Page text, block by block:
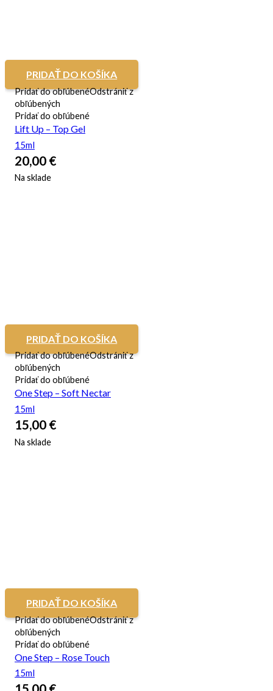
PRIDAŤ DO KOŠÍKA
Pridať do obľúbenéOdstrániť z
obľúbených
Pridať do obľúbené
Lift Up – Top Gel
15ml
20,00 €
Na sklade
PRIDAŤ DO KOŠÍKA
Pridať do obľúbenéOdstrániť z
obľúbených
Pridať do obľúbené
One Step – Soft Nectar
15ml
15,00 €
Na sklade
PRIDAŤ DO KOŠÍKA
Pridať do obľúbenéOdstrániť z
obľúbených
Pridať do obľúbené
One Step – Rose Touch
15ml